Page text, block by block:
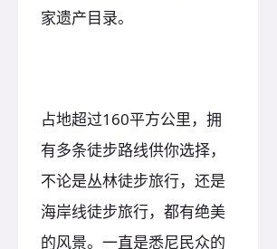
家遗产目录。
占地超过160平方公里，拥
有多条徒步路线供你选择，
不论是丛林徒步旅行，还是
海岸线徒步旅行，都有绝美
的风景。一直是悉尼民众的